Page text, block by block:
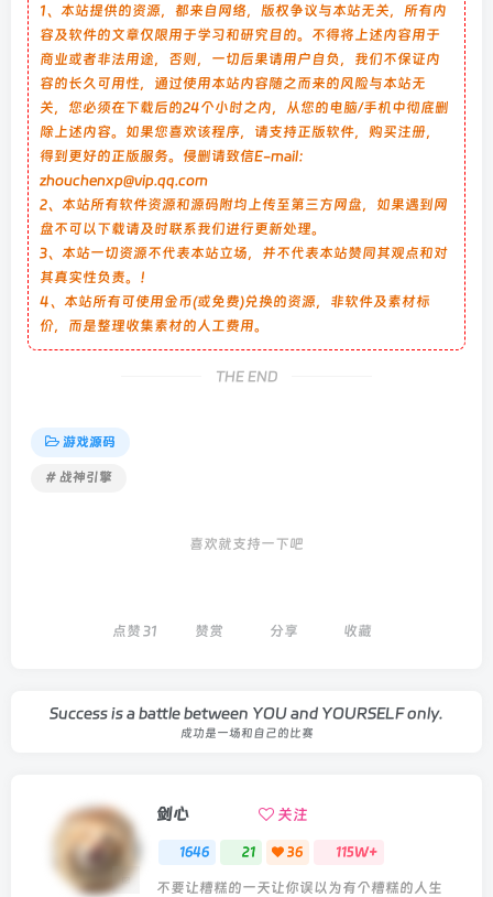
1、本站提供的资源，都来自网络，版权争议与本站无关，所有内
容及软件的文章仅限用于学习和研究目的。不得将上述内容用于
商业或者非法用途，否则，一切后果请用户自负，我们不保证内
容的长久可用性，通过使用本站内容随之而来的风险与本站无
关，您必须在下载后的24个小时之内，从您的电脑/手机中彻底删
除上述内容。如果您喜欢该程序，请支持正版软件，购买注册，
得到更好的正版服务。侵删请致信E-mail：
zhouchenxp@vip.qq.com
2、本站所有软件资源和源码附均上传至第三方网盘，如果遇到网
盘不可以下载请及时联系我们进行更新处理。
3、本站一切资源不代表本站立场，并不代表本站赞同其观点和对
其真实性负责。！
4、本站所有可使用金币(或免费)兑换的资源，非软件及素材标
价，而是整理收集素材的人工费用。
THE END
游戏源码
# 战神引擎
喜欢就支持一下吧
点赞 31 赞赏 分享 收藏
Success is a battle between YOU and YOURSELF only.
成功是一场和自己的比赛
剑心 关注
1646 21 36 115W+
不要让糟糕的一天让你误以为有个糟糕的人生